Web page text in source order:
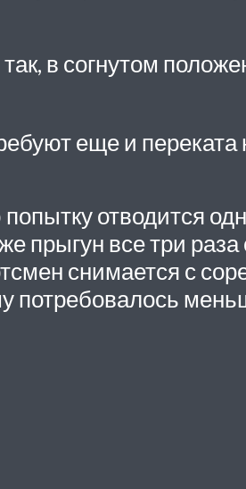
в согнутом
еще и переката
отводится
прыгун все три
снимается с
потребовалось